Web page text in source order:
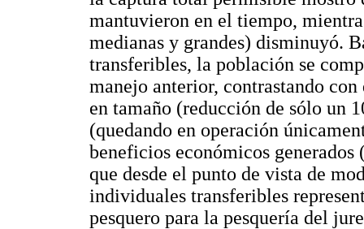
mantuvieron en el tiempo,
medianas y grandes) disminuyó.
transferibles, la población se
manejo anterior, contrastando
en tamaño (reducción de sólo un
(quedando en operación
beneficios económicos
que desde el punto de vista de
individuales transferibles
pesquero para la pesquería del